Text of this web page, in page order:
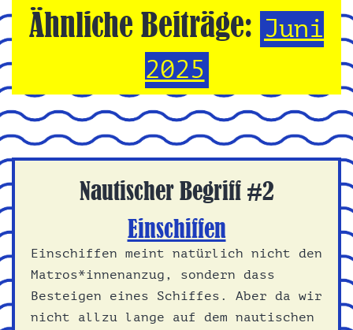
Ähnliche Beiträge: Juni
2025
Nautischer Begriff #2
Einschiffen
Einschiffen meint natürlich nicht den
Matros*innenanzug, sondern dass
Besteigen eines Schiffes. Aber da wir
nicht allzu lange auf dem nautischen